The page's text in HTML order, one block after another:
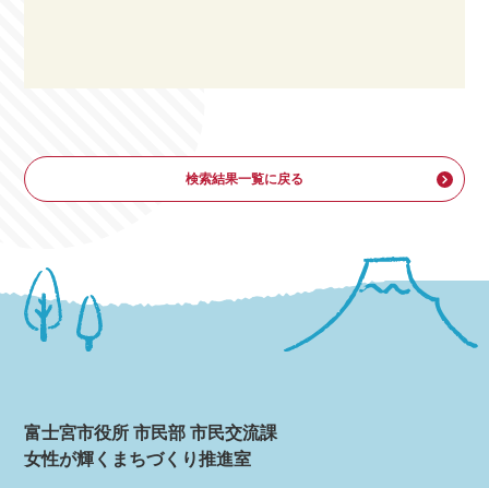
検索結果一覧に戻る
富士宮市役所 市民部 市民交流課
女性が輝くまちづくり推進室